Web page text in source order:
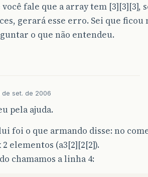
você fale que a array tem [3][3][3],
gerará esse erro. Sei que ficou
o que não entendeu.
de set. de 2006
pela ajuda.
foi o que armando disse: no
elementos (a3[2][2[2]).
chamamos a linha 4: